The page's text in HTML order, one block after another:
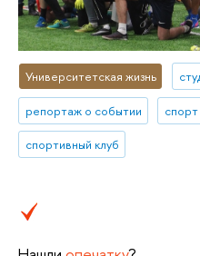
Университетская жизнь
репортаж о событии спорт
спортивный клуб